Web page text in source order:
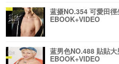
蓝摄NO.354 可愛田
EBOOK+VIDEO
蓝男色NO.488 貼貼
EBOOK+VIDEO